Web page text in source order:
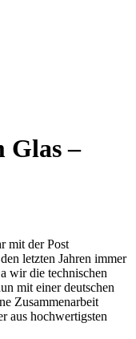
Glas –
mit der Post
letzten Jahren immer
wir die technischen
mit einer deutschen
Zusammenarbeit
aus hochwertigsten